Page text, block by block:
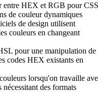
entre HEX et RGB pour
de couleur dynamiques
de design utilisent
couleurs en changeant
pour une manipulation de
codes HEX existants en
lorsqu'on travaille
des formats